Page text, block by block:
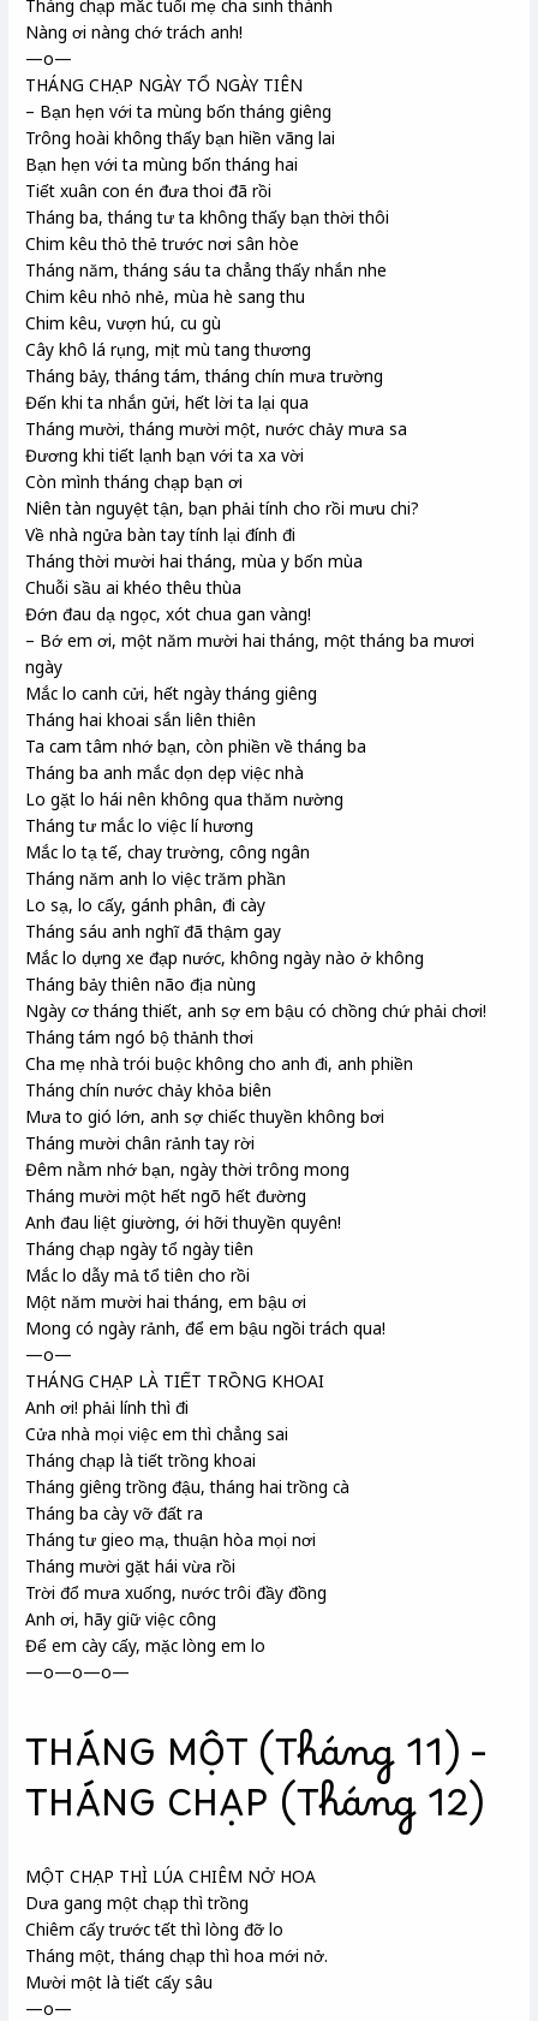
Tháng chạp mắc tuổi mẹ cha sinh thành
Nàng ơi nàng chớ trách anh!
—o—
THÁNG CHẠP NGÀY TỔ NGÀY TIÊN
– Bạn hẹn với ta mùng bốn tháng giêng
Trông hoài không thấy bạn hiền vãng lai
Bạn hẹn với ta mùng bốn tháng hai
Tiết xuân con én đưa thoi đã rồi
Tháng ba, tháng tư ta không thấy bạn thời thôi
Chim kêu thỏ thẻ trước nơi sân hòe
Tháng năm, tháng sáu ta chẳng thấy nhắn nhe
Chim kêu nhỏ nhẻ, mùa hè sang thu
Chim kêu, vượn hú, cu gù
Cây khô lá rụng, mịt mù tang thương
Tháng bảy, tháng tám, tháng chín mưa trường
Đến khi ta nhắn gửi, hết lời ta lại qua
Tháng mười, tháng mười một, nước chảy mưa sa
Đương khi tiết lạnh bạn với ta xa vời
Còn mình tháng chạp bạn ơi
Niên tàn nguyệt tận, bạn phải tính cho rồi mưu chi?
Về nhà ngửa bàn tay tính lại đính đi
Tháng thời mười hai tháng, mùa y bốn mùa
Chuỗi sầu ai khéo thêu thùa
Đớn đau dạ ngọc, xót chua gan vàng!
– Bớ em ơi, một năm mười hai tháng, một tháng ba mươi
ngày
Mắc lo canh cửi, hết ngày tháng giêng
Tháng hai khoai sắn liên thiên
Ta cam tâm nhớ bạn, còn phiền về tháng ba
Tháng ba anh mắc dọn dẹp việc nhà
Lo gặt lo hái nên không qua thăm nường
Tháng tư mắc lo việc lí hương
Mắc lo tạ tế, chay trường, công ngân
Tháng năm anh lo việc trăm phần
Lo sạ, lo cấy, gánh phân, đi cày
Tháng sáu anh nghĩ đã thậm gay
Mắc lo dựng xe đạp nước, không ngày nào ở không
Tháng bảy thiên não địa nùng
Ngày cơ tháng thiết, anh sợ em bậu có chồng chứ phải chơi!
Tháng tám ngó bộ thảnh thơi
Cha mẹ nhà trói buộc không cho anh đi, anh phiền
Tháng chín nước chảy khỏa biên
Mưa to gió lớn, anh sợ chiếc thuyền không bơi
Tháng mười chân rảnh tay rời
Đêm nằm nhớ bạn, ngày thời trông mong
Tháng mười một hết ngõ hết đường
Anh đau liệt giường, ới hỡi thuyền quyên!
Tháng chạp ngày tổ ngày tiên
Mắc lo dẫy mả tổ tiên cho rồi
Một năm mười hai tháng, em bậu ơi
Mong có ngày rảnh, để em bậu ngồi trách qua!
—o—
THÁNG CHẠP LÀ TIẾT TRỒNG KHOAI
Anh ơi! phải lính thì đi
Cửa nhà mọi việc em thì chẳng sai
Tháng chạp là tiết trồng khoai
Tháng giêng trồng đậu, tháng hai trồng cà
Tháng ba cày vỡ đất ra
Tháng tư gieo mạ, thuận hòa mọi nơi
Tháng mười gặt hái vừa rồi
Trời đổ mưa xuống, nước trôi đầy đồng
Anh ơi, hãy giữ việc công
Để em cày cấy, mặc lòng em lo
—o—o—o—
THÁNG MỘT (Tháng 11) –
THÁNG CHẠP (Tháng 12)
MỘT CHẠP THÌ LÚA CHIÊM NỞ HOA
Dưa gang một chạp thì trồng
Chiêm cấy trước tết thì lòng đỡ lo
Tháng một, tháng chạp thì hoa mới nở.
Mười một là tiết cấy sâu
—o—